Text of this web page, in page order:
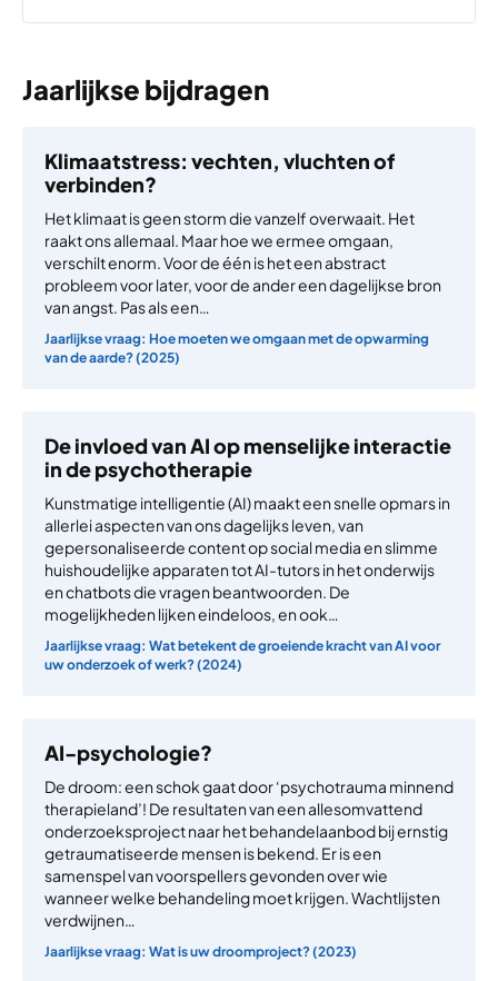
Jaarlijkse bijdragen
Klimaatstress: vechten, vluchten of
verbinden?
Het klimaat is geen storm die vanzelf overwaait. Het
raakt ons allemaal. Maar hoe we ermee omgaan,
verschilt enorm. Voor de één is het een abstract
probleem voor later, voor de ander een dagelijkse bron
van angst. Pas als een…
Jaarlijkse vraag: Hoe moeten we omgaan met de opwarming
van de aarde? (2025)
De invloed van AI op menselijke interactie
in de psychotherapie
Kunstmatige intelligentie (AI) maakt een snelle opmars in
allerlei aspecten van ons dagelijks leven, van
gepersonaliseerde content op social media en slimme
huishoudelijke apparaten tot AI-tutors in het onderwijs
en chatbots die vragen beantwoorden. De
mogelijkheden lijken eindeloos, en ook…
Jaarlijkse vraag: Wat betekent de groeiende kracht van AI voor
uw onderzoek of werk? (2024)
AI-psychologie?
De droom: een schok gaat door ‘psychotrauma minnend
therapieland’! De resultaten van een allesomvattend
onderzoeksproject naar het behandelaanbod bij ernstig
getraumatiseerde mensen is bekend. Er is een
samenspel van voorspellers gevonden over wie
wanneer welke behandeling moet krijgen. Wachtlijsten
verdwijnen…
Jaarlijkse vraag: Wat is uw droomproject? (2023)